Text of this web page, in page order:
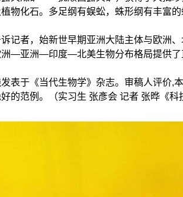
物化石。多足纲有蜈蚣，蛛形纲有丰富的
者，始新世早期亚洲大陆主体与欧洲、
—亚洲—印度—北美生物分布格局提供了
于《当代生物学》杂志。审稿人评价,
的范例。（实习生 张彥会 记者 张晔《科